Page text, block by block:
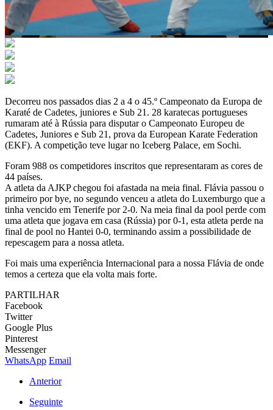
Decorreu nos passados dias 2 a 4 o 45.º Campeonato da Europa de
Karaté de Cadetes, juniores e Sub 21. 28 karatecas portugueses
rumaram até à Rússia para disputar o Campeonato Europeu de
Cadetes, Juniores e Sub 21, prova da European Karate Federation
(EKF). A competição teve lugar no Iceberg Palace, em Sochi.
Foram 988 os competidores inscritos que representaram as cores de
44 países.
A atleta da AJKP chegou foi afastada na meia final. Flávia passou o
primeiro por bye, no segundo venceu a atleta do Luxemburgo que a
tinha vencido em Tenerife por 2-0. Na meia final da pool perde com
uma atleta que jogava em casa (Rússia) por 0-1, esta atleta perde na
final de pool no Hantei 0-0, terminando assim a possibilidade de
repescagem para a nossa atleta.
Foi mais uma experiência Internacional para a nossa Flávia de onde
temos a certeza que ela volta mais forte.
PARTILHAR
Facebook
Twitter
Google Plus
Pinterest
Messenger
WhatsApp Email
Anterior
Seguinte